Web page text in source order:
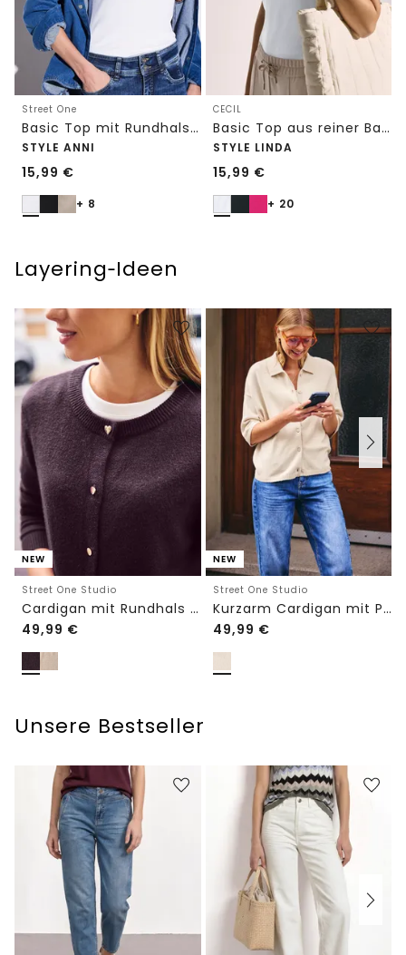
Street One
Basic Top mit Rundhals in Unifarbe
STYLE ANNI
15,99 €
+ 8
CECIL
Basic Top aus reiner Baumwolle
STYLE LINDA
15,99 €
+ 20
Layering‑Ideen
NEW
Street One Studio
Cardigan mit Rundhals und Knöpfen
49,99 €
NEW
Street One Studio
Kurzarm Cardigan mit Polokragen
49,99 €
Unsere Bestseller